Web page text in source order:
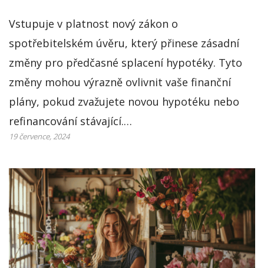
Vstupuje v platnost nový zákon o
spotřebitelském úvěru, který přinese zásadní
změny pro předčasné splacení hypotéky. Tyto
změny mohou výrazně ovlivnit vaše finanční
plány, pokud zvažujete novou hypotéku nebo
refinancování stávající.…
19 července, 2024